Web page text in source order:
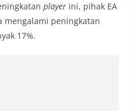
player ini, pihak EA
mengalami peningkatan
17%.